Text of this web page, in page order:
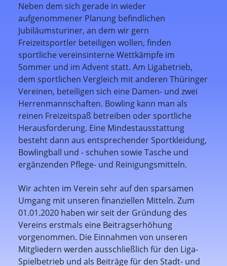
Neben dem sich gerade in wieder
aufgenommener Planung befindlichen
Jubiläumsturiner, an dem wir gern
Freizeitsportler beteiligen wollen, finden
sportliche vereinsinterne Wettkämpfe im
Sommer und im Advent statt. Am Ligabetrieb,
dem sportlichen Vergleich mit anderen Thüringer
Vereinen, beteiligen sich eine Damen- und zwei
Herrenmannschaften. Bowling kann man als
reinen Freizeitspaß betreiben oder sportliche
Herausforderung. Eine Mindestausstattung
besteht dann aus entsprechender Sportkleidung,
Bowlingball und - schuhen sowie Tasche und
ergänzenden Pflege- und Reinigungsmitteln.
Wir achten im Verein sehr auf den sparsamen
Umgang mit unseren finanziellen Mitteln. Zum
01.01.2020 haben wir seit der Gründung des
Vereins erstmals eine Beitragserhöhung
vorgenommen. Die Einnahmen von unseren
Mitgliedern werden ausschließlich für den Liga-
Spielbetrieb und als Beiträge für den Stadt- und